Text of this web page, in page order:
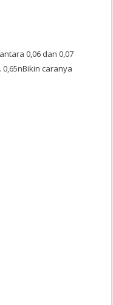
0,06 dan 0,07
0,65nBikin caranya